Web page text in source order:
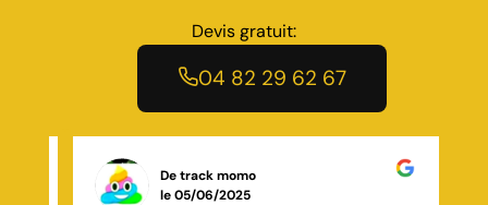
Devis gratuit:
04 82 29 62 67
De Amhed
le 13/12/2025